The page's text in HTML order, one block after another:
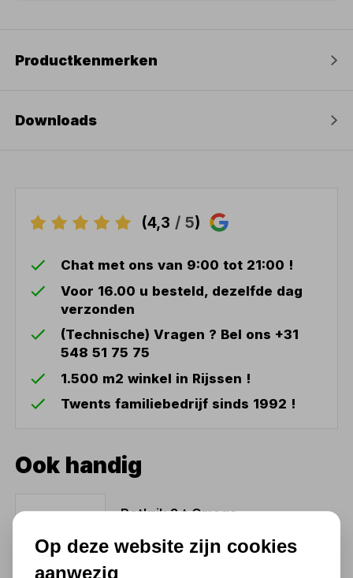
Productkenmerken
Downloads
(4,3 / 5)
Chat met ons van 9:00 tot 21:00 !
Voor 16.00 u besteld, dezelfde dag
verzonden
(Technische) Vragen ? Bel ons +31
548 51 75 75
1.500 m2 winkel in Rijssen !
Twents familiebedrijf sinds 1992 !
Ook handig
Potkrik 2 t Omega
37,93
Op deze website zijn cookies
aanwezig